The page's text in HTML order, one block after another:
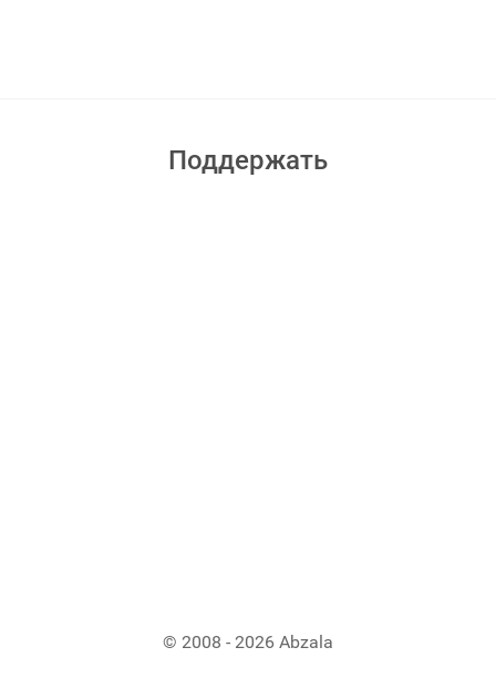
Поддержать
© 2008 - 2026 Abzala